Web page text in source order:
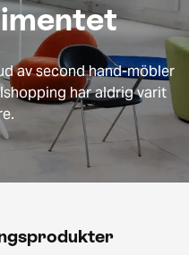
av second hand-möbler
har aldrig varit